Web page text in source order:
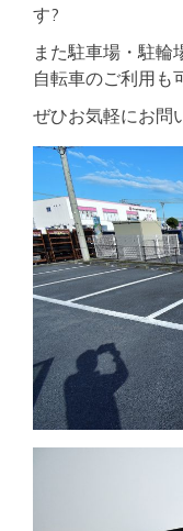
す?
また駐車場・駐輪
自転車のご利用も
ぜひお気軽にお問